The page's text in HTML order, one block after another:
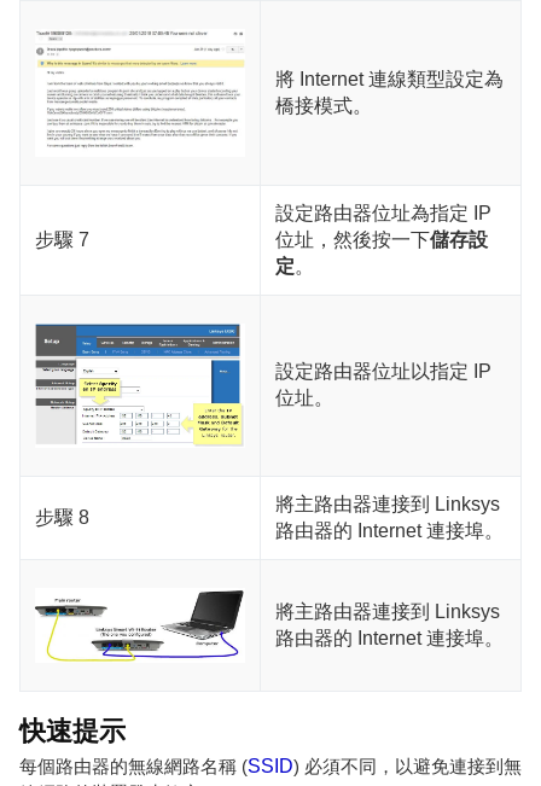
將 Internet 連線類型設定為
橋接模式。
步驟 7
設定路由器位址為指定 IP
位址，然後按一下儲存設
定。
設定路由器位址以指定 IP
位址。
步驟 8
將主路由器連接到 Linksys
路由器的 Internet 連接埠。
將主路由器連接到 Linksys
路由器的 Internet 連接埠。
快速提示
每個路由器的無線網路名稱 (SSID) 必須不同，以避免連接到無